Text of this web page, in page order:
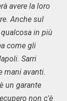
avere la loro
Anche sul
in più
come gli
Sarri
mani avanti.
un garante
non c'è